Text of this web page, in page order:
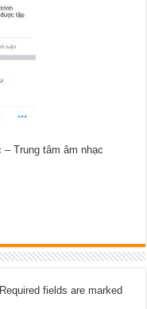
Trung tâm âm nhạc
Required fields are marked